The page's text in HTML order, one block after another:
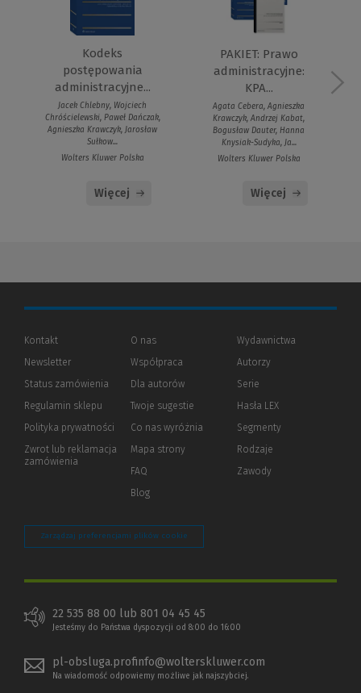
Kodeks
postępowania
administracyjne...
Jacek Chlebny, Wojciech
Chróścielewski, Paweł Dańczak,
Agnieszka Krawczyk, Jarosław
Sułkow...
Wolters Kluwer Polska
Więcej
PAKIET: Prawo
administracyjne:
KPA...
Agata Cebera, Agnieszka
Krawczyk, Andrzej Kabat,
Bogusław Dauter, Hanna
Knysiak-Sudyka, Ja...
Wolters Kluwer Polska
Więcej
Kontakt
Newsletter
Status zamówienia
Regulamin sklepu
Polityka prywatności (Nowe
(Link
innej
Zwrot lub reklamacja
zamówienia
O nas
Współpraca
Dla autorów(Nowe
(Link
innej
Twoje sugestie
Co nas wyróżnia
Mapa strony
FAQ
Blog
Wydawnictwa
Autorzy
Serie
Hasła LEX
Segmenty
Rodzaje
Zawody
Zarządzaj preferencjami plików cookie
22 535 88 00 lub 801 04 45 45
Jesteśmy do Państwa dyspozycji od 8:00 do 16:00
pl-obsluga.profinfo@wolterskluwer.com
Na wiadomość odpowiemy możliwe jak najszybciej.